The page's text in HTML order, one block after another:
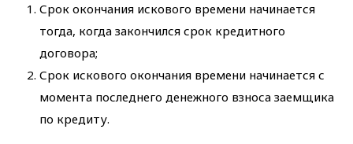
Срок окончания искового времени начинается
тогда, когда закончился срок кредитного
договора;
Срок искового окончания времени начинается с
момента последнего денежного взноса заемщика
по кредиту.